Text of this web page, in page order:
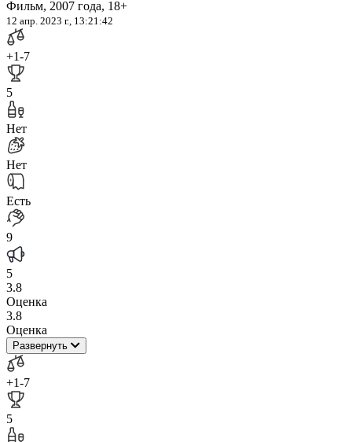
Фильм, 2007 года, 18+
12 апр. 2023 г., 13:21:42
+1-7
5
Нет
Нет
Есть
9
5
3.8
Оценка
3.8
Оценка
Развернуть
+1-7
5